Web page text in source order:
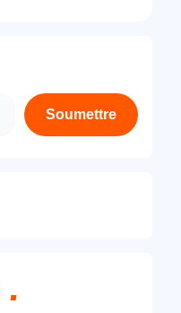
Soumettre